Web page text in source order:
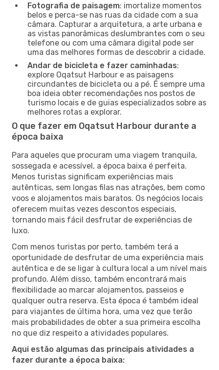
Fotografia de paisagem: imortalize momentos
belos e perca-se nas ruas da cidade com a sua
câmara. Capturar a arquitetura, a arte urbana e
as vistas panorâmicas deslumbrantes com o seu
telefone ou com uma câmara digital pode ser
uma das melhores formas de descobrir a cidade.
Andar de bicicleta e fazer caminhadas:
explore Oqatsut Harbour e as paisagens
circundantes de bicicleta ou a pé. É sempre uma
boa ideia obter recomendações nos postos de
turismo locais e de guias especializados sobre as
melhores rotas a explorar.
O que fazer em Oqatsut Harbour durante a
época baixa
Para aqueles que procuram uma viagem tranquila,
sossegada e acessível, a época baixa é perfeita.
Menos turistas significam experiências mais
autênticas, sem longas filas nas atrações, bem como
voos e alojamentos mais baratos. Os negócios locais
oferecem muitas vezes descontos especiais,
tornando mais fácil desfrutar de experiências de
luxo.
Com menos turistas por perto, também terá a
oportunidade de desfrutar de uma experiência mais
autêntica e de se ligar à cultura local a um nível mais
profundo. Além disso, também encontrará mais
flexibilidade ao marcar alojamentos, passeios e
qualquer outra reserva. Esta época é também ideal
para viajantes de última hora, uma vez que terão
mais probabilidades de obter a sua primeira escolha
no que diz respeito a atividades populares.
Aqui estão algumas das principais atividades a
fazer durante a época baixa: